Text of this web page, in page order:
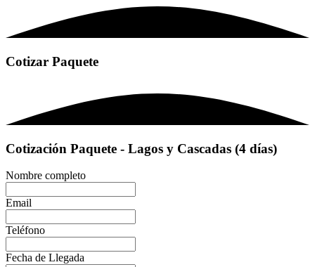
Cotizar Paquete
Cotización Paquete - Lagos y Cascadas (4 días)
Nombre completo
Email
Teléfono
Fecha de Llegada